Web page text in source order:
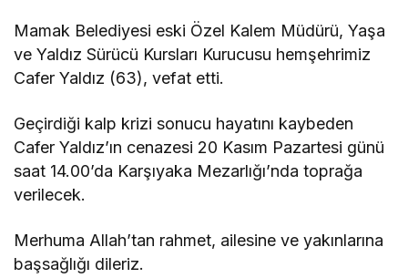
Mamak Belediyesi eski Özel Kalem Müdürü, Yaşa
ve Yaldız Sürücü Kursları Kurucusu hemşehrimiz
Cafer Yaldız (63), vefat etti.
Geçirdiği kalp krizi sonucu hayatını kaybeden
Cafer Yaldız’ın cenazesi 20 Kasım Pazartesi günü
saat 14.00’da Karşıyaka Mezarlığı’nda toprağa
verilecek.
Merhuma Allah’tan rahmet, ailesine ve yakınlarına
başsağlığı dileriz.